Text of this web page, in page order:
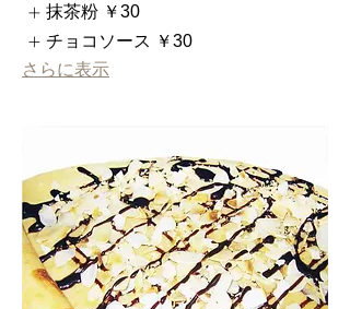
抹茶粉 ￥30
チョコソース ￥30
さらに表示